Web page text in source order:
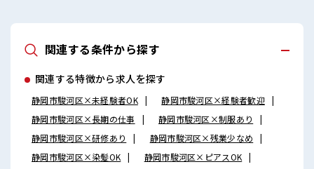
関連する条件から探す
関連する特徴から求人を探す
静岡市駿河区×未経験者OK
静岡市駿河区×経験者歓迎
静岡市駿河区×長期の仕事
静岡市駿河区×制服あり
静岡市駿河区×研修あり
静岡市駿河区×残業少なめ
静岡市駿河区×染髪OK
静岡市駿河区×ピアスOK